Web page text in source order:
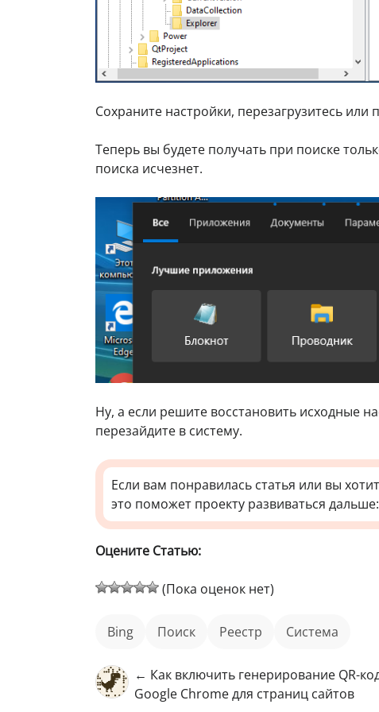
Сохраните настройки, перезагрузитесь или
Теперь вы будете получать при поиске
поиска исчезнет.
Ну, а если решите восстановить исходные
перезайдите в систему.
Если вам понравилась статья или вы
это поможет проекту развиваться дальше:
Оцените Статью:
(Пока оценок нет)
Bing поиск реестр Система
← Как включить генерирование QR-
Google Chrome для страниц сайтов